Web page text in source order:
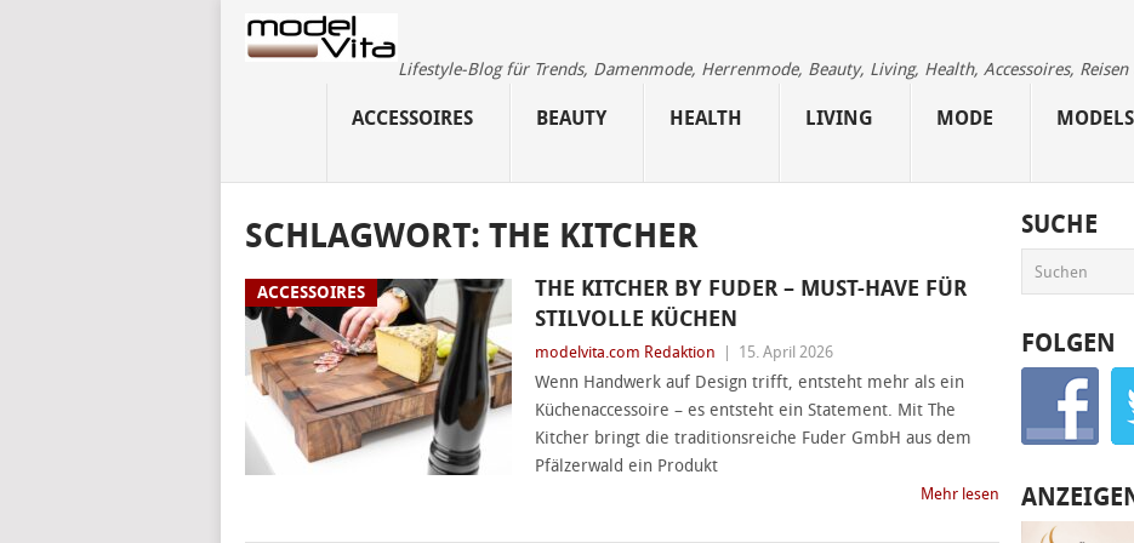
Lifestyle-Blog für Trends, Damenmode, Herrenmode, Beauty, Living, Health, Accessoires,
ACCESSOIRES BEAUTY HEALTH LIVING MODE MODELS
SCHLAGWORT: THE KITCHER
ACCESSOIRES
THE KITCHER BY FUDER – MUST-HAVE FÜR
STILVOLLE KÜCHEN
modelvita.com Redaktion 15. April 2026
Wenn Handwerk auf Design trifft, entsteht mehr als ein
Küchenaccessoire – es entsteht ein Statement. Mit The
Kitcher bringt die traditionsreiche Fuder GmbH aus dem
Pfälzerwald ein Produkt
Mehr lesen
SUCHE
FOLGEN